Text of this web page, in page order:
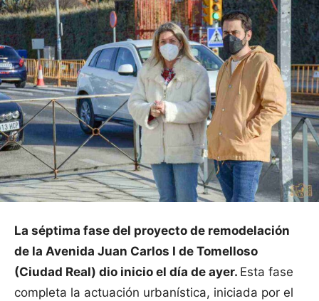
La séptima fase del proyecto de remodelación
de la Avenida Juan Carlos I de Tomelloso
(Ciudad Real) dio inicio el día de ayer. Esta fase
completa la actuación urbanística, iniciada por el